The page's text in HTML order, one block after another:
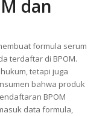
dan
formula serum
terdaftar di BPOM.
tetapi juga
bahwa produk
BPOM
data formula,